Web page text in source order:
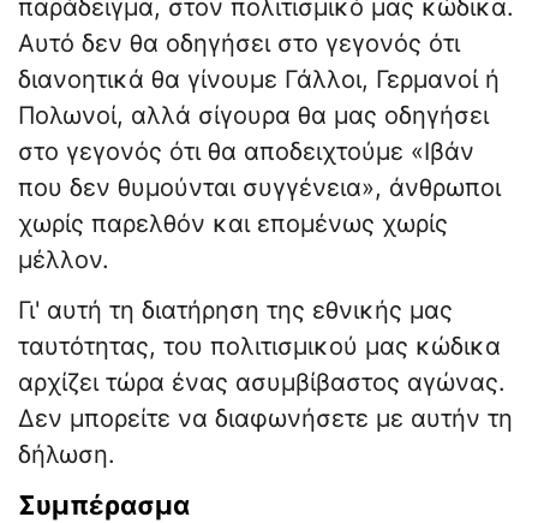
παράδειγμα, στον πολιτισμικό μας κώδικα.
Αυτό δεν θα οδηγήσει στο γεγονός ότι
διανοητικά θα γίνουμε Γάλλοι, Γερμανοί ή
Πολωνοί, αλλά σίγουρα θα μας οδηγήσει
στο γεγονός ότι θα αποδειχτούμε «Ιβάν
που δεν θυμούνται συγγένεια», άνθρωποι
χωρίς παρελθόν και επομένως χωρίς
μέλλον.
Γι' αυτή τη διατήρηση της εθνικής μας
ταυτότητας, του πολιτισμικού μας κώδικα
αρχίζει τώρα ένας ασυμβίβαστος αγώνας.
Δεν μπορείτε να διαφωνήσετε με αυτήν τη
δήλωση.
Συμπέρασμα